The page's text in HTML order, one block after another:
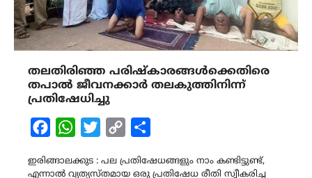
തലതിരിഞ്ഞ പരിഷ്കാരങ്ങൾക്കെതിരെ
തപാൽ ജീവനക്കാർ തലകുത്തിനിന്ന്
പ്രതിഷേധിച്ചു
FacebookWhatsAppTwitterCopy
ഇരിങ്ങാലക്കുട : പല പ്രതിഷേധങ്ങളും നാം കണ്ടിട്ടുണ്ട്,
എന്നാൽ വ്യത്യസ്തമായ ഒരു പ്രതിഷേധ രീതി സ്വീകരിച്ച